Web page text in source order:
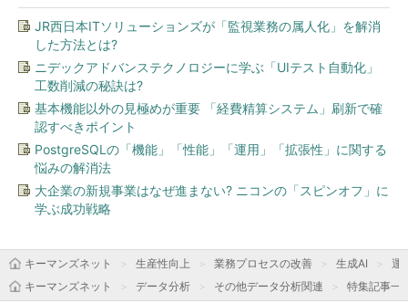
JR西日本ITソリューションズが「監視業務の属人化」を解消
した方法とは?
ニデックアドバンステクノロジーに学ぶ「UIテスト自動化」
工数削減の秘訣は?
基本機能以外の見極めが重要 「経費精算システム」刷新で確
認すべきポイント
PostgreSQLの「機能」「性能」「運用」「拡張性」に関する
悩みの解消法
大企業の新規事業はなぜ進まない? ニコンの「スピンオフ」に
学ぶ成功戦略
キーマンズネット 生産性向上 業務プロセスの改善 生成AI
運
キーマンズネット
データ分析 その他データ分析関連 特集記事一